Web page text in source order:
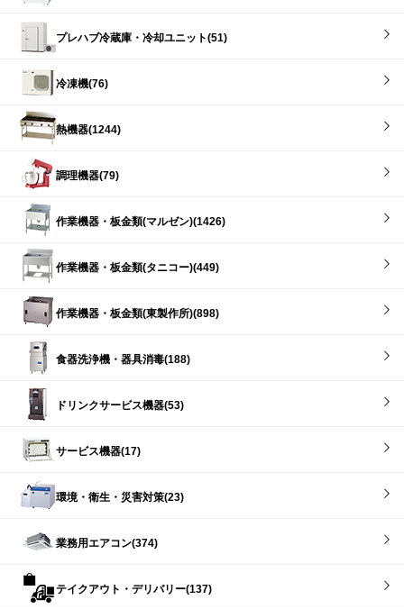
プレハブ冷蔵庫・冷却ユニット(51)
冷凍機(76)
熱機器(1244)
調理機器(79)
作業機器・板金類(マルゼン)(1426)
作業機器・板金類(タニコー)(449)
作業機器・板金類(東製作所)(898)
食器洗浄機・器具消毒(188)
ドリンクサービス機器(53)
サービス機器(17)
環境・衛生・災害対策(23)
業務用エアコン(374)
テイクアウト・デリバリー(137)